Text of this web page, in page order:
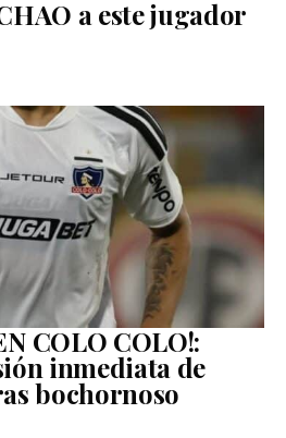
a este jugador
COLO COLO!:
inmediata de
bochornoso